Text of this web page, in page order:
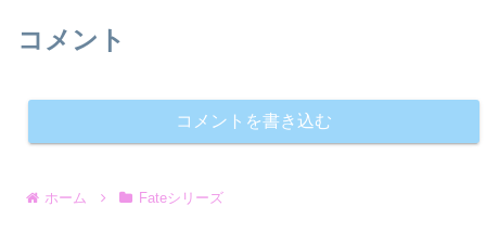
コメント
コメントを書き込む
ホーム Fateシリーズ